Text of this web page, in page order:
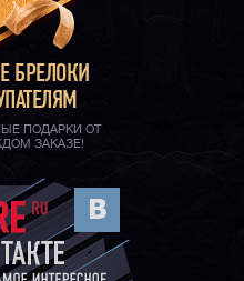
БРЕЛОКИ
ПОДАРКИ ОТ
ЗАКАЗЕ!